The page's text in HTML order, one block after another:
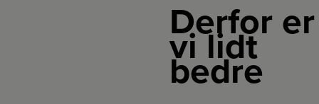
Derfor er
vi lidt
bedre